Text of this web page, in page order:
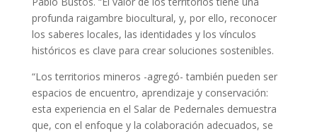
profunda raigambre biocultural, y, por ello, reconocer
los saberes locales, las identidades y los vínculos
históricos es clave para crear soluciones sostenibles.
“Los territorios mineros -agregó- también pueden ser
espacios de encuentro, aprendizaje y conservación:
esta experiencia en el Salar de Pedernales demuestra
que, con el enfoque y la colaboración adecuados, se